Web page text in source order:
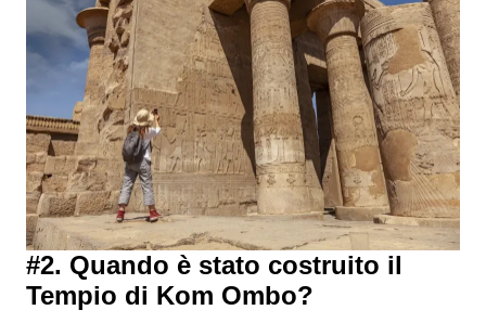
#2. Quando è stato costruito il
Tempio di Kom Ombo?